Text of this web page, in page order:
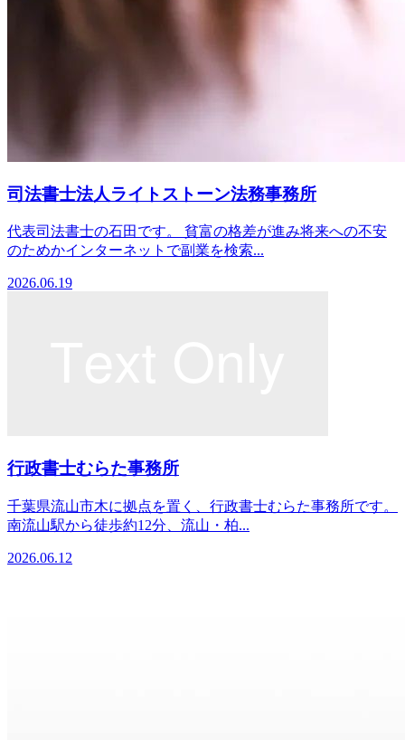
司法書士法人ライトストーン法務事務所
代表司法書士の石田です。 貧富の格差が進み将来への不安
のためかインターネットで副業を検索...
2026.06.19
行政書士むらた事務所
千葉県流山市木に拠点を置く、行政書士むらた事務所です。
南流山駅から徒歩約12分、流山・柏...
2026.06.12